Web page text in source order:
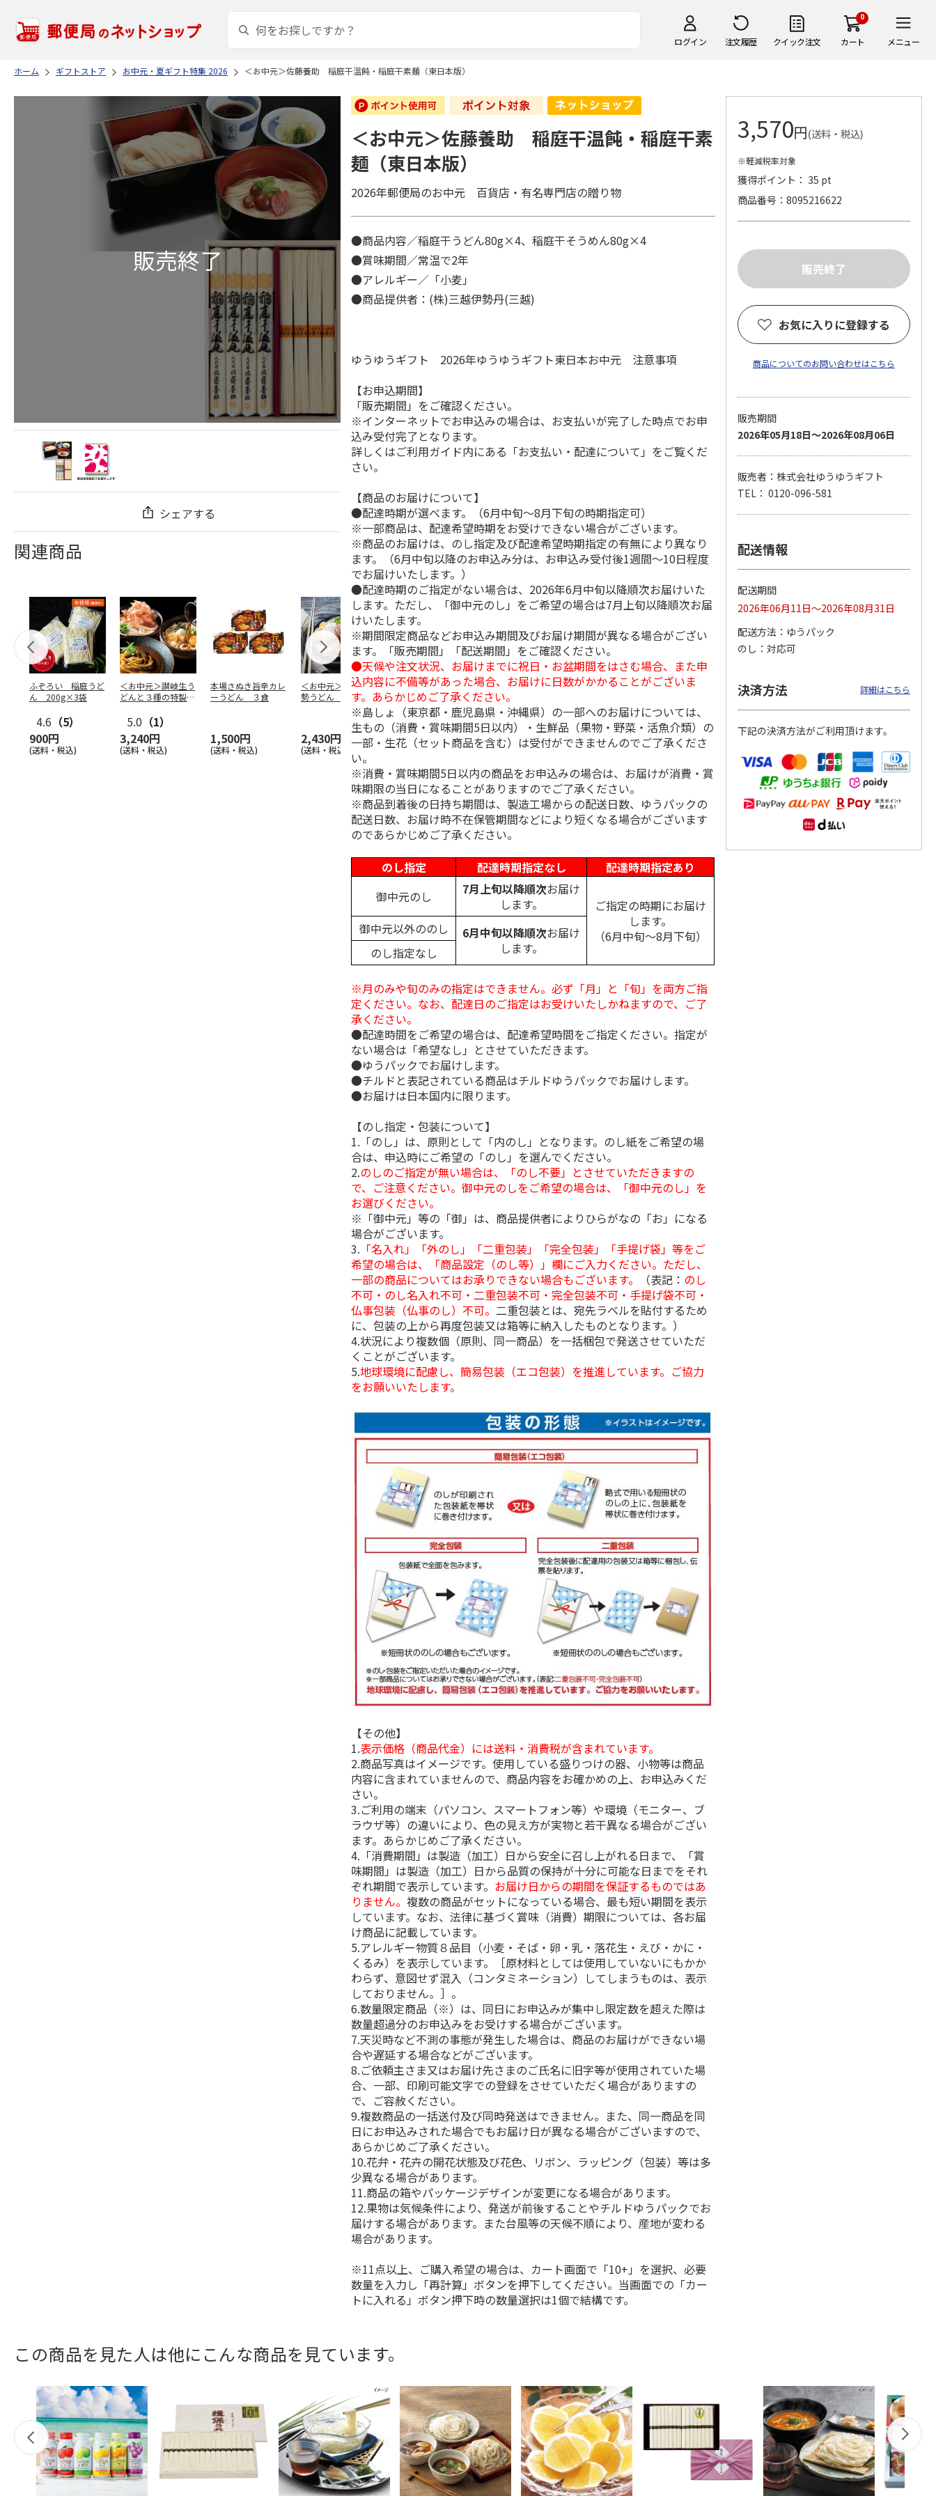
ログイン 注文履歴 クイック注文
0
カート メニュー
ホーム ギフトストア お中元・夏ギフト特集 2026 ＜お中元＞佐藤養助 稲庭干温飩・稲庭干素麺（東日本版）
シェアする
関連商品
ふぞろい 稲庭うど
ん 200g×3袋
4.6 （5）
900円
(送料・税込)
＜お中元＞讃岐生う
どんと３種の特製だ
5.0 （1）
3,240円
(送料・税込)
本場さぬき旨辛カレ
ーうどん ３食
1,500円
(送料・税込)
＜お中元＞冷やし伊
勢うどん ６食
2,430円
(送料・税込)
伊勢うどん ８食
4.8（4）
3,000円
(送料・税込)
純生讃岐カレーうど
ん Ａ（２食）
4.5（2）
1,580円
(送料・税込)
水沢うどん ６食
2,600円
(送料・税込)
小川の稲庭うどん詰
3,500円
(送料・税込)
本場さぬきカレーう
どん ８食
3,000円
稲庭手延うどん Ｋ
Ｐ－３５Ｆ
3,300円
(送料・税込)
＜お中元＞佐藤養助 稲庭干温飩・稲庭干素
麺（東日本版）
2026年郵便局のお中元 百貨店・有名専門店の贈り物
●商品内容／稲庭干うどん80g×4、稲庭干そうめん80g×4
●賞味期間／常温で2年
●アレルギー／「小麦」
●商品提供者：(株)三越伊勢丹(三越)
ゆうゆうギフト 2026年ゆうゆうギフト東日本お中元 注意事項
【お申込期間】
「販売期間」をご確認ください。
※インターネットでお申込みの場合は、お支払いが完了した時点でお申
込み受付完了となります。
詳しくはご利用ガイド内にある「お支払い・配達について」をご覧くだ
さい。
【商品のお届けについて】
●配達時期が選べます。（6月中旬～8月下旬の時期指定可）
※一部商品は、配達希望時期をお受けできない場合がございます。
※商品のお届けは、のし指定及び配達希望時期指定の有無により異なり
ます。（6月中旬以降のお申込み分は、お申込み受付後1週間～10日程度
でお届けいたします。）
●配達時期のご指定がない場合は、2026年6月中旬以降順次お届けいた
します。ただし、「御中元のし」をご希望の場合は7月上旬以降順次お届
けいたします。
※期間限定商品などお申込み期間及びお届け期間が異なる場合がござい
ます。「販売期間」「配送期間」をご確認ください。
●天候や注文状況、お届けまでに祝日・お盆期間をはさむ場合、また申
込内容に不備等があった場合、お届けに日数がかかることがございま
す。あらかじめご了承ください。
※島しょ（東京都・鹿児島県・沖縄県）の一部へのお届けについては、
生もの（消費・賞味期間5日以内）・生鮮品（果物・野菜・活魚介類）の
一部・生花（セット商品を含む）は受付ができませんのでご了承くださ
い。
※消費・賞味期間5日以内の商品をお申込みの場合は、お届けが消費・賞
味期限の当日になることがありますのでご了承ください。
※商品到着後の日持ち期間は、製造工場からの配送日数、ゆうパックの
配送日数、お届け時不在保管期間などにより短くなる場合がございます
のであらかじめご了承ください。
のし指定
配達時期指定なし
配達時期指定あり
御中元のし
7月上旬以降順次お届け
します。
ご指定の時期にお届け
します。
（6月中旬～8月下旬）
御中元以外ののし 6月中旬以降順次お届け
します。
のし指定なし
※月のみや旬のみの指定はできません。必ず「月」と「旬」を両方ご指
定ください。なお、配達日のご指定はお受けいたしかねますので、ご了
承ください。
●配達時間をご希望の場合は、配達希望時間をご指定ください。指定が
ない場合は「希望なし」とさせていただきます。
●ゆうパックでお届けします。
●チルドと表記されている商品はチルドゆうパックでお届けします。
●お届けは日本国内に限ります。
【のし指定・包装について】
1.「のし」は、原則として「内のし」となります。のし紙をご希望の場
合は、申込時にご希望の「のし」を選んでください。
2.のしのご指定が無い場合は、「のし不要」とさせていただきますの
で、ご注意ください。御中元のしをご希望の場合は、「御中元のし」を
お選びください。
※「御中元」等の「御」は、商品提供者によりひらがなの「お」になる
場合がございます。
3. 「名入れ」「外のし」「二重包装」「完全包装」「手提げ袋」等をご
希望の場合は、「商品設定（のし等）」欄にご入力ください。ただし、
一部の商品についてはお承りできない場合もございます。
（表記： のし
不可・のし名入れ不可・二重包装不可・完全包装不可・手提げ袋不可・
仏事包装（仏事のし）不可。 二重包装とは、宛先ラベルを貼付するため
に、包装の上から再度包装又は箱等に納入したものとなります。）
4.状況により複数個（原則、同一商品）を一括梱包で発送させていただ
くことがございます。
5.地球環境に配慮し、簡易包装（エコ包装）を推進しています。ご協力
をお願いいたします。
【その他】
1.表示価格（商品代金）には送料・消費税が含まれています。
2.商品写真はイメージです。使用している盛りつけの器、小物等は商品
内容に含まれていませんので、商品内容をお確かめの上、お申込みくだ
さい。
3.ご利用の端末（パソコン、スマートフォン等）や環境（モニター、ブ
ラウザ等）の違いにより、色の見え方が実物と若干異なる場合がござい
ます。あらかじめご了承ください。
4.「消費期間」は製造（加工）日から安全に召し上がれる日まで、「賞
味期間」は製造（加工）日から品質の保持が十分に可能な日までをそれ
ぞれ期間で表示しています。 お届け日からの期間を保証するものではあ
りません。複数の商品がセットになっている場合、最も短い期間を表示
しています。なお、法律に基づく賞味（消費）期限については、各お届
け商品に記載しています。
5.アレルギー物質８品目（小麦・そば・卵・乳・落花生・えび・かに・
くるみ）を表示しています。［原材料としては使用していないにもかか
わらず、意図せず混入（コンタミネーション）してしまうものは、表示
しておりません。］。
6.数量限定商品（※）は、同日にお申込みが集中し限定数を超えた際は
数量超過分のお申込みをお受けする場合がございます。
7.天災時など不測の事態が発生した場合は、商品のお届けができない場
合や遅延する場合などがございます。
8.ご依頼主さま又はお届け先さまのご氏名に旧字等が使用されていた場
合、一部、印刷可能文字での登録をさせていただく場合がありますの
で、ご容赦ください。
9.複数商品の一括送付及び同時発送はできません。また、同一商品を同
日にお申込みされた場合でもお届け日が異なる場合がございますので、
あらかじめご了承ください。
10.花弁・花卉の開花状態及び花色、リボン、ラッピング（包装）等は多
少異なる場合があります。
11.商品の箱やパッケージデザインが変更になる場合があります。
12.果物は気候条件により、発送が前後することやチルドゆうパックでお
届けする場合があります。また台風等の天候不順により、産地が変わる
場合があります。
※11点以上、ご購入希望の場合は、カート画面で「10+」を選択、必要
数量を入力し「再計算」ボタンを押下してください。当画面での「カー
トに入れる」ボタン押下時の数量選択は1個で結構です。
3,570円(送料・税込)
※軽減税率対象
獲得ポイント： 35 pt
商品番号
8095216622
お気に入りに登録する
商品についてのお問い合わせはこちら
販売期間
2026年05月18日～2026年08月06日
販売者：株式会社ゆうゆうギフト
TEL： 0120-096-581
配送情報
配送期間
2026年06月11日～2026年08月31日
配送方法
ゆうパック
のし
対応可
決済方法 詳細はこちら
下記の決済方法がご利用頂けます。
この商品を見た人は他にこんな商品を見ています。